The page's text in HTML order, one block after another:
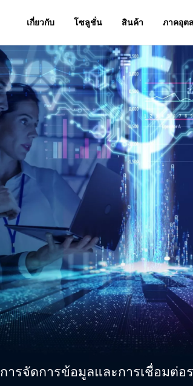
เกี่ยวกับ โซลูชั่น สินค้า ภาคอุต
การจัดการข้อมูลและการเชื่อมต่อ